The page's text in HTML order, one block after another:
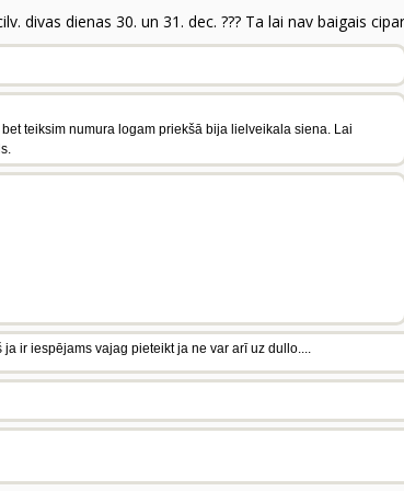
divas dienas 30. un 31. dec. ??? Ta lai nav baigais
teiksim numura logam priekšā bija lielveikala siena. Lai
ir iespējams vajag pieteikt ja ne var arī uz dullo....